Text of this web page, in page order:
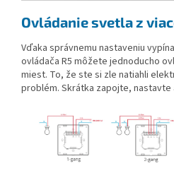
Ovládanie svetla z
Vďaka správnemu nastaveniu
ovládača R5 môžete jednoducho
miest. To, že ste si zle natiahli
problém. Skrátka zapojte, nastavte